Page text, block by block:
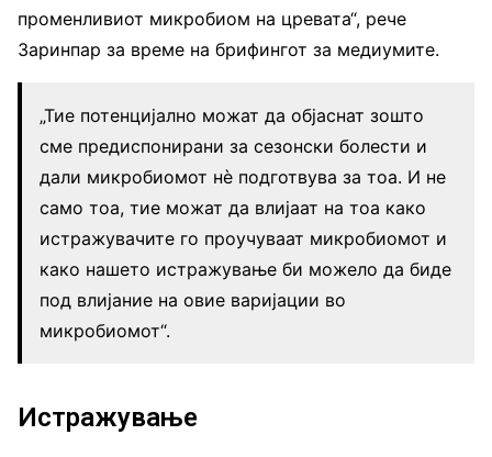
променливиот микробиом на цревата“, рече
Заринпар за време на брифингот за медиумите.
„Тие потенцијално можат да објаснат зошто
сме предиспонирани за сезонски болести и
дали микробиомот нè подготвува за тоа. И не
само тоа, тие можат да влијаат на тоа како
истражувачите го проучуваат микробиомот и
како нашето истражување би можело да биде
под влијание на овие варијации во
микробиомот“.
Истражување